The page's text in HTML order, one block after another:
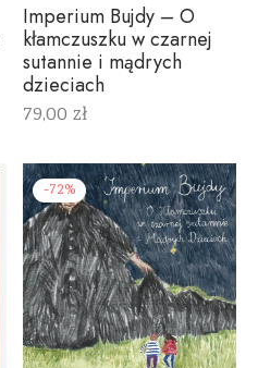
Imperium Bujdy – O
kłamczuszku w czarnej
sutannie i mądrych
dzieciach
79,00 zł
-72%